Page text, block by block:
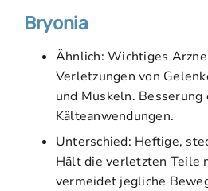
Bryonia
Ähnlich: Wichtiges
Verletzungen von
und Muskeln. Besserung
Kälteanwendungen.
Unterschied: Heftige,
Hält die verletzten Teile
vermeidet jegliche